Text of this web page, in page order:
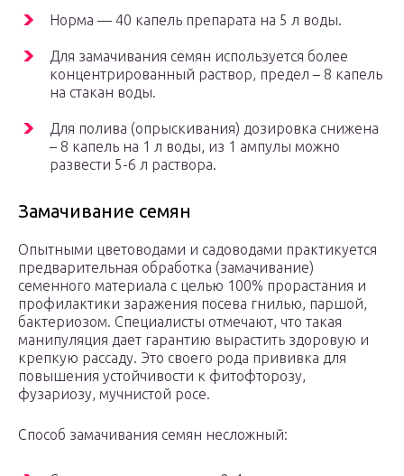
Норма — 40 капель препарата на 5 л воды.
Для замачивания семян используется более
концентрированный раствор, предел – 8 капель
на стакан воды.
Для полива (опрыскивания) дозировка снижена
– 8 капель на 1 л воды, из 1 ампулы можно
развести 5-6 л раствора.
Замачивание семян
Опытными цветоводами и садоводами практикуется
предварительная обработка (замачивание)
семенного материала с целью 100% прорастания и
профилактики заражения посева гнилью, паршой,
бактериозом. Специалисты отмечают, что такая
манипуляция дает гарантию вырастить здоровую и
крепкую рассаду. Это своего рода прививка для
повышения устойчивости к фитофторозу,
фузариозу, мучнистой росе.
Способ замачивания семян несложный: